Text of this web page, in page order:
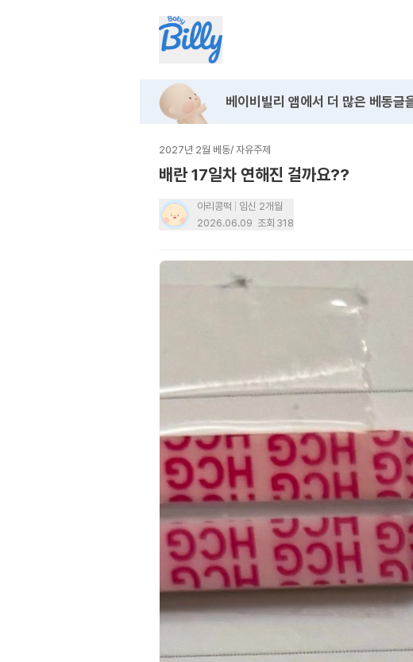
베이비빌리 앱에서 더 많은 베동글
2027년 2월 베동/ 자유주제
배란 17일차 연해진 걸까요??
아리콩떡
임신 2개월
2026.06.09 조회 318